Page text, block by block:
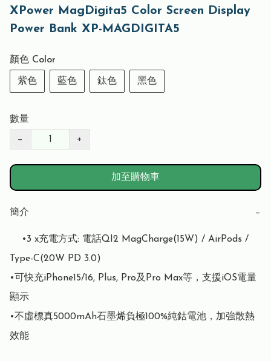
XPower MagDigita5 Color Screen Display
Power Bank XP-MAGDIGITA5
顏色 Color
紫色 藍色 鈦色 黑色
數量
− +
加至購物車
簡介 −
Type-C(20W PD 3.0)
•可快充iPhone15/16, Plus, Pro及Pro Max等，支援iOS電量
顯示
•不虛標真5000mAh石墨烯負極100%純鈷電池，加強散熱
效能